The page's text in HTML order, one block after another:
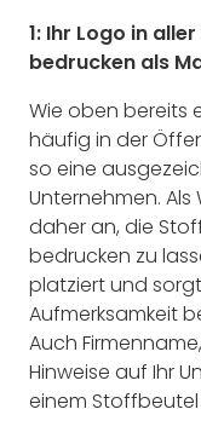
1: Ihr Logo in
bedrucken als
Wie oben bereits
häufig in der
so eine
Unternehmen.
daher an, die
bedrucken zu
platziert und
Aufmerksamkeit
Auch
Hinweise auf Ihr
einem